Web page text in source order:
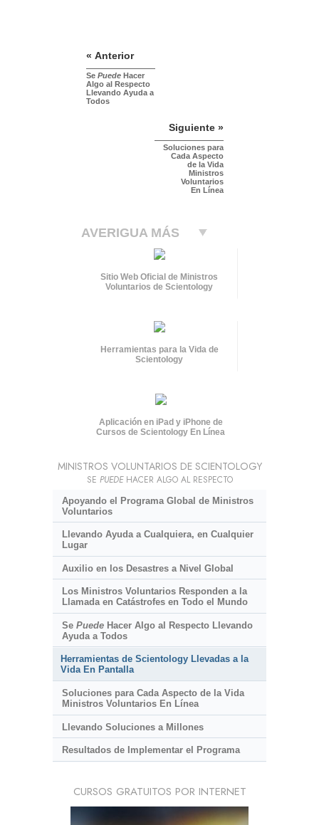
« Anterior
Se Puede Hacer
Algo al Respecto
Llevando Ayuda a
Todos
Siguiente »
Soluciones para
Cada Aspecto
de la Vida
Ministros
Voluntarios
En Línea
AVERIGUA MÁS
Sitio Web Oficial de Ministros
Voluntarios de Scientology
Herramientas para la Vida de
Scientology
Aplicación en iPad y iPhone de
Cursos de Scientology En Línea
MINISTROS VOLUNTARIOS DE SCIENTOLOGY
SE PUEDEHACER ALGO AL RESPECTO
Apoyando el Programa Global de Ministros
Voluntarios
Llevando Ayuda a Cualquiera, en Cualquier
Lugar
Auxilio en los Desastres a Nivel Global
Los Ministros Voluntarios Responden a la
Llamada en Catástrofes en Todo el Mundo
Se PuedeHacer Algo al Respecto Llevando
Ayuda a Todos
Herramientas de Scientology Llevadas a la
Vida En Pantalla
Soluciones para Cada Aspecto de la Vida
Ministros Voluntarios En Línea
Llevando Soluciones a Millones
Resultados de Implementar el Programa
CURSOS GRATUITOS POR INTERNET